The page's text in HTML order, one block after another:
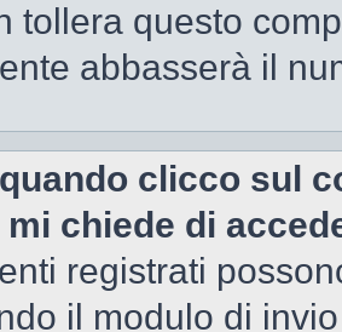
tollera questo
abbasserà il
clicco sul
chiede di
registrati
il modulo di